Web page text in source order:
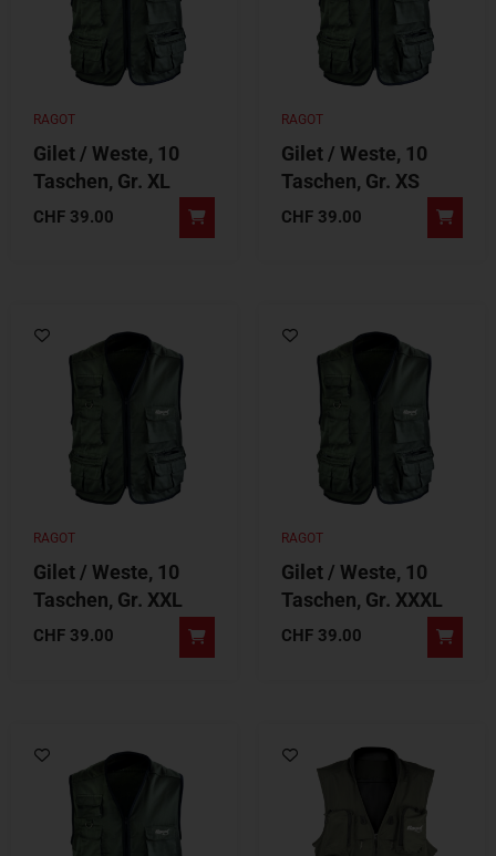
RAGOT
Gilet / Weste, 10
Taschen, Gr. XL
CHF 39.00
RAGOT
Gilet / Weste, 10
Taschen, Gr. XS
CHF 39.00
RAGOT
Gilet / Weste, 10
Taschen, Gr. XXL
CHF 39.00
RAGOT
Gilet / Weste, 10
Taschen, Gr. XXXL
CHF 39.00